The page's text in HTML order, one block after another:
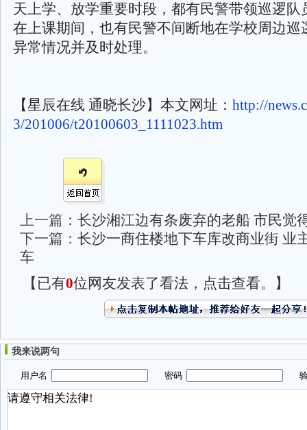
天上学、放学重要时段，都有民警带领巡逻队
在上课期间，也有民警不间断地在学校周边巡
异常情况并及时处理。
【星辰在线 通晓长沙】本文网址： http://
3/201006/t20100603_1111023.htm
上一篇： 长沙湘江边有条废弃的老船 市民觉
下一篇： 长沙一商住楼地下车库改商业街 业
车
【已有0位网友发表了看法，点击查看。】
我来说两句
用户名 密码 验